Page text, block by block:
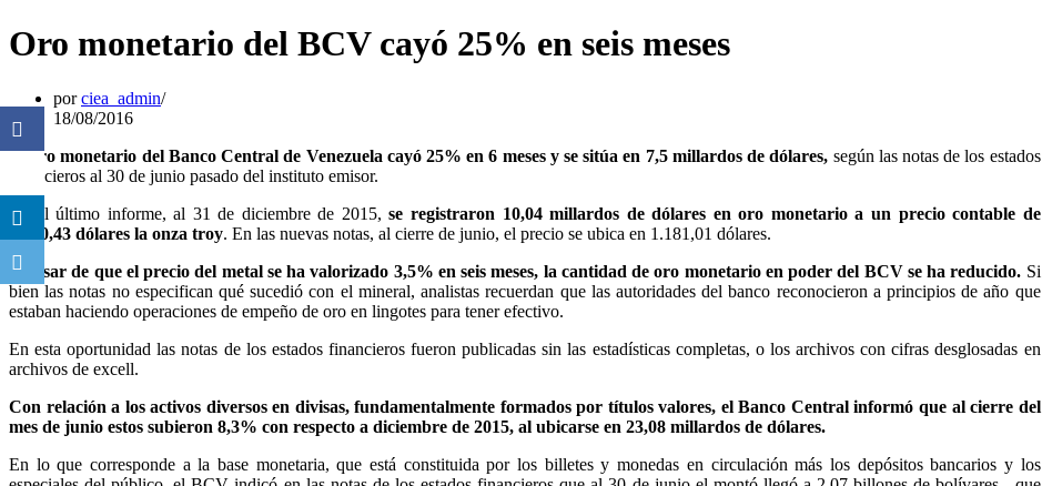
Oro monetario del BCV cayó 25% en seis meses
porciea_admin
18/08/2016
El oro monetario del Banco Central de Venezuela cayó 25% en 6 meses y se sitúa en 7,5 millardos de dólares, según las notas de los estados
financieros al 30 de junio pasado del instituto emisor.
En el último informe, al 31 de diciembre de 2015,se registraron 10,04 millardos de dólares en oro monetario a un precio contable de
1.140,43 dólares la onza troy. En las nuevas notas, al cierre de junio, el precio se ubica en 1.181,01 dólares.
A pesar de que el precio del metal se ha valorizado 3,5% en seis meses, la cantidad de oro monetario en poder del BCV se ha reducido. Si
bien las notas no especifican qué sucedió con el mineral, analistas recuerdan que las autoridades del banco reconocieron a principios de año que
estaban haciendo operaciones de empeño de oro en lingotes para tener efectivo.
En esta oportunidad las notas de los estados financieros fueron publicadas sin las estadísticas completas, o los archivos con cifras desglosadas en
archivos de excell.
Con relación a los activos diversos en divisas, fundamentalmente formados por títulos valores, el Banco Central informó que al cierre del
mes de junio estos subieron 8,3% con respecto a diciembre de 2015, al ubicarse en 23,08 millardos de dólares.
En lo que corresponde a la base monetaria, que está constituida por los billetes y monedas en circulación más los depósitos bancarios y los